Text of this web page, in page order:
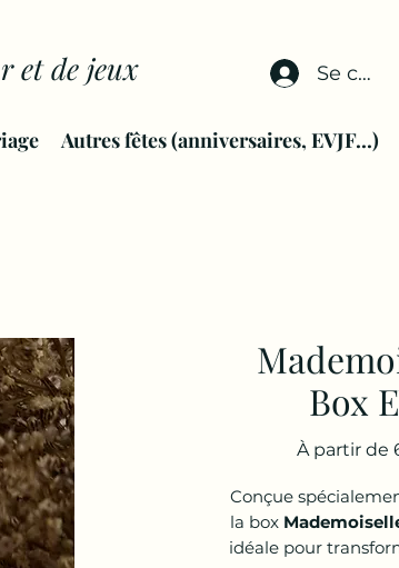
et de jeux Se
Autres fêtes (anniversaires, EVJF...)
Box
À partir de
Conçue
la box
idéale pour